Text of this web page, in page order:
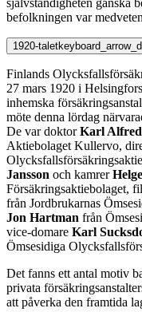
befolkningen var
1920-talet
Finlands
27 mars 1920 i
inhemska
möte denna lördag
De var doktorKarl
Aktiebolaget Kullervo,
Jansson och kamrer
Försäkringsaktiebolaget,
från Jordbrukarnas
Jon Hartman från
vice-domare Karl
Ömsesidiga
Det fanns ett antal motiv
privata
att påverka den framtida